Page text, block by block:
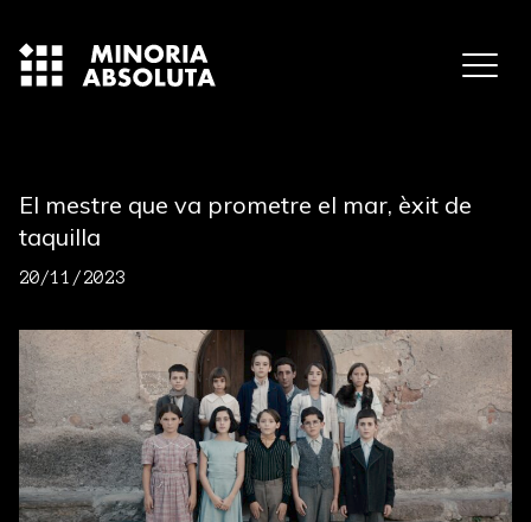
El mestre que va prometre el mar, èxit de
taquilla
20/11/2023